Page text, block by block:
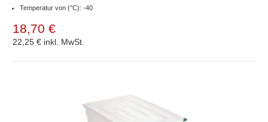
Temperatur von (°C): -40
18,70 €
22,25 € inkl. MwSt.